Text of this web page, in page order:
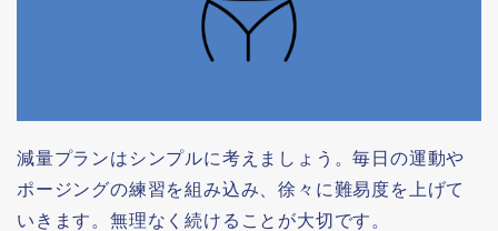
減量プランはシンプルに考えましょう。毎日の運動や
ポージングの練習を組み込み、徐々に難易度を上げて
いきます。無理なく続けることが大切です。